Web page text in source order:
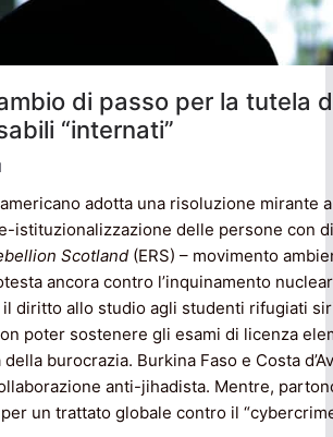
di passo per la tutela
“internati”
adotta una risoluzione mirante
istituzionalizzazione delle persone con
Scotland(ERS) – movimento
ancora contro l’inquinamento
il diritto allo studio agli studenti rifugiati
poter sostenere gli esami di licenza
della burocrazia. Burkina Faso e Costa
anti-jihadista. Mentre,
un trattato globale contro il